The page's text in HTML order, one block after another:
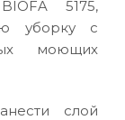
5175,
уборку с
моющих
слой